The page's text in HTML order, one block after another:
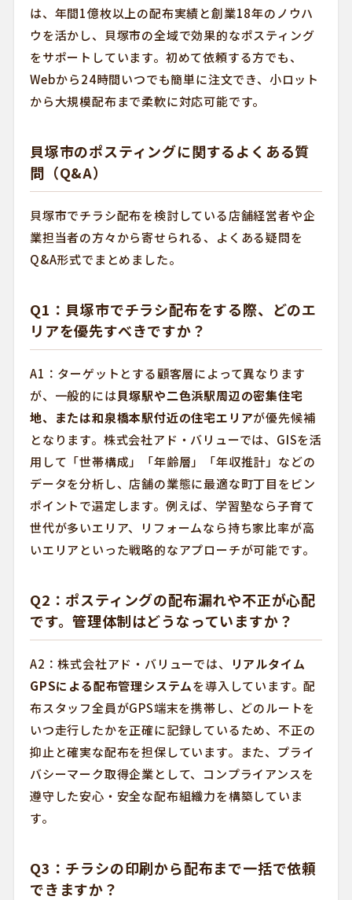
は、年間1億枚以上の配布実績と創業18年のノウハ
ウを活かし、貝塚市の全域で効果的なポスティング
をサポートしています。初めて依頼する方でも、
Webから24時間いつでも簡単に注文でき、小ロット
から大規模配布まで柔軟に対応可能です。
貝塚市のポスティングに関するよくある質
問（Q&A）
貝塚市でチラシ配布を検討している店舗経営者や企
業担当者の方々から寄せられる、よくある疑問を
Q&A形式でまとめました。
Q1：貝塚市でチラシ配布をする際、どのエ
リアを優先すべきですか？
A1：ターゲットとする顧客層によって異なります
が、一般的には貝塚駅や二色浜駅周辺の密集住宅
地、または和泉橋本駅付近の住宅エリアが優先候補
となります。株式会社アド・バリューでは、GISを活
用して「世帯構成」「年齢層」「年収推計」などの
データを分析し、店舗の業態に最適な町丁目をピン
ポイントで選定します。例えば、学習塾なら子育て
世代が多いエリア、リフォームなら持ち家比率が高
いエリアといった戦略的なアプローチが可能です。
Q2：ポスティングの配布漏れや不正が心配
です。管理体制はどうなっていますか？
A2：株式会社アド・バリューでは、
リアルタイム
GPSによる配布管理システムを導入しています。配
布スタッフ全員がGPS端末を携帯し、どのルートを
いつ走行したかを正確に記録しているため、不正の
抑止と確実な配布を担保しています。また、プライ
バシーマーク取得企業として、コンプライアンスを
遵守した安心・安全な配布組織力を構築していま
す。
Q3：チラシの印刷から配布まで一括で依頼
できますか？